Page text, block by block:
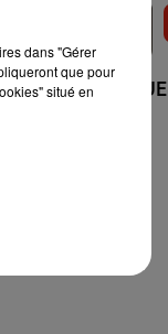
+ DE MUSIQUE
dans "Gérer
que pour
situé en